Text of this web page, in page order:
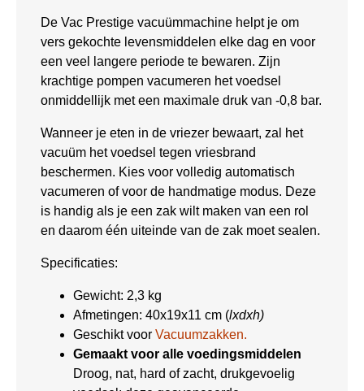
De Vac Prestige vacuümmachine helpt je om
vers gekochte levensmiddelen elke dag en voor
een veel langere periode te bewaren. Zijn
krachtige pompen vacumeren het voedsel
onmiddellijk met een maximale druk van -0,8 bar.
Wanneer je eten in de vriezer bewaart, zal het
vacuüm het voedsel tegen vriesbrand
beschermen. Kies voor volledig automatisch
vacumeren of voor de handmatige modus. Deze
is handig als je een zak wilt maken van een rol
en daarom één uiteinde van de zak moet sealen.
Specificaties:
Gewicht: 2,3 kg
Afmetingen: 40x19x11 cm (lxdxh)
Geschikt voor Vacuumzakken.
Gemaakt voor alle voedingsmiddelen
Droog, nat, hard of zacht, drukgevoelig